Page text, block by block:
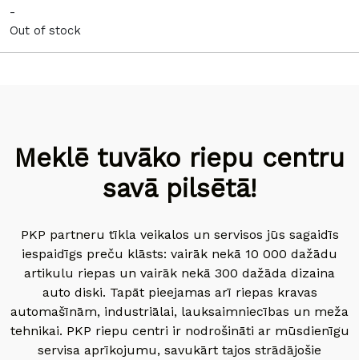
-
Out of stock
Meklē tuvāko riepu centru
savā pilsētā!
PKP partneru tīkla veikalos un servisos jūs sagaidīs
iespaidīgs preču klāsts: vairāk nekā 10 000 dažādu
artikulu riepas un vairāk nekā 300 dažāda dizaina
auto diski. Tapāt pieejamas arī riepas kravas
automašīnām, industriālai, lauksaimniecības un meža
tehnikai. PKP riepu centri ir nodrošināti ar mūsdienīgu
servisa aprīkojumu, savukārt tajos strādājošie